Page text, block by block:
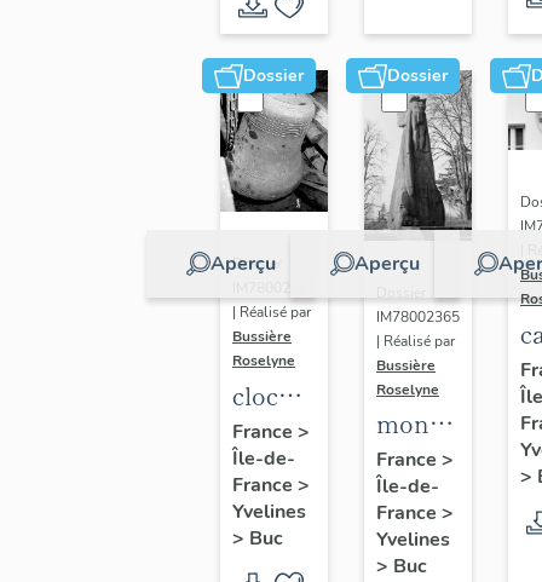
Dossier
Aperçu
Dossier
| Réalisé par
Bussière
Roselyne
cloche
dite
Louise
Auguste
Adélaïde
France >
Île-de-
France >
Yvelines
> Buc
Dossier
Aperçu
IM78002365
| Réalisé par
Bussière
Roselyne
monument
funéraire
de
Jean
Casale
France >
Île-de-
France >
Yvelines
> Buc
>